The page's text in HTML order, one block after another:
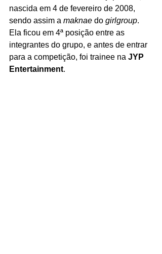
nascida em 4 de fevereiro de 2008,
sendo assim a maknae do girlgroup.
Ela ficou em 4ª posição entre as
integrantes do grupo, e antes de entrar
para a competição, foi trainee na JYP
Entertainment.